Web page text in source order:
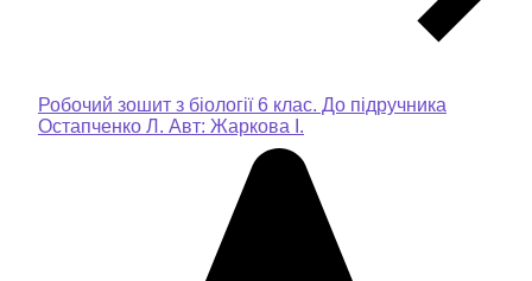
Робочий зошит з біології 6 клас. До підручника
Остапченко Л. Авт: Жаркова І.